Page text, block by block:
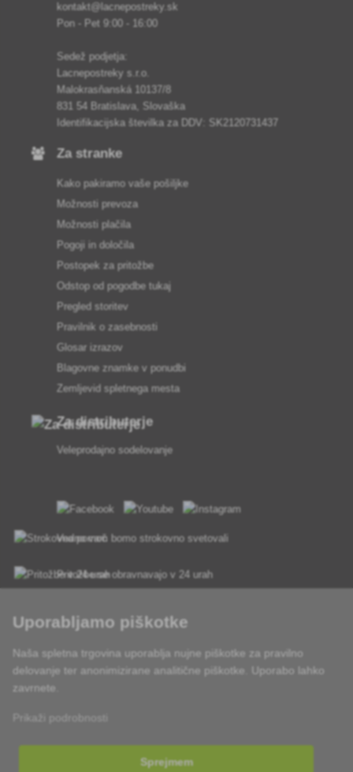
kontakt@lacnepostreky.sk
Pon - Pet 9:00 - 16:00
Sedež podjetja:
Lacnepostreky s.r.o.
Malokrasňanská 10137/8
831 54 Bratislava, Slovaška
Identifikacijska številka za DDV: SK2120731437
Za stranke
Kako pakiramo vaše pošiljke
Možnosti prevoza
Možnosti plačila
Pogoji in določila
Postopek za pritožbe
Odstop od pogodbe tukaj
Pregled storitev
Pravilnik o zasebnosti
Glosar izrazov
Blagovne znamke v ponudbi
Zemljevid spletnega mesta
Za distributerje
Veleprodajno sodelovanje
Vedno vam bomo strokovno svetovali
Pritožbe se obravnavajo v 24 urah
Uporabljamo piškotke
Naša spletna trgovina uporablja nujne piškotke za pravilno
delovanje ter anonimizirane analitične piškotke. Uporabo lahko
zavrnete.
Prikaži podrobnosti
Sprejmem